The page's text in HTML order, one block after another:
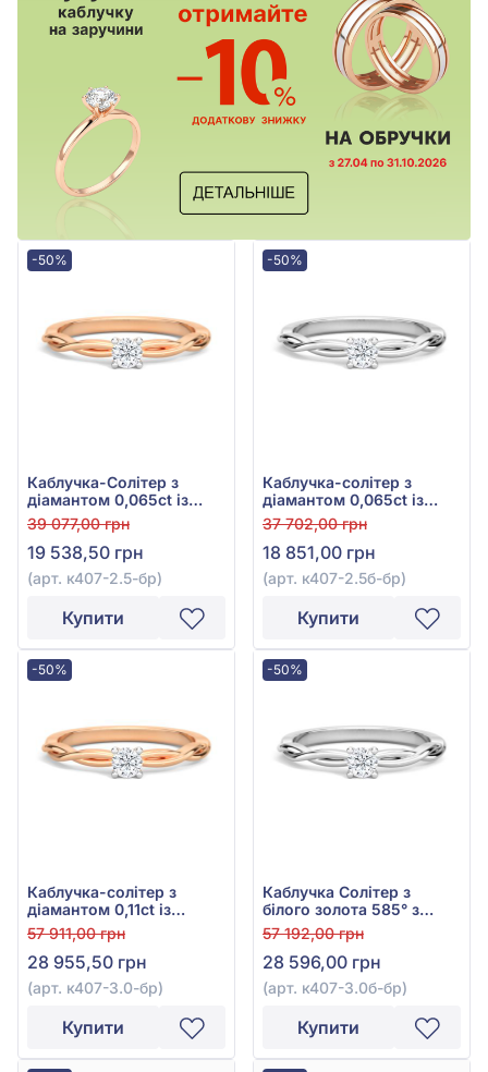
-50%
Каблучка-Солітер з
діамантом 0,065ct із
червоного золота 585°,
арт. к407-2.5к-бр
39 077,00 грн
19 538,50 грн
(арт. к407-2.5-бр)
Купити
-50%
Каблучка-солітер з
діамантом 0,065ct із
білого золота 585°, арт.
к407-2.5б-бр
37 702,00 грн
18 851,00 грн
(арт. к407-2.5б-бр)
Купити
-50%
Каблучка-солітер з
діамантом 0,11ct із
червоного золота 585°,
арт. к407-3.0к-бр
57 911,00 грн
28 955,50 грн
(арт. к407-3.0-бр)
Купити
-50%
Каблучка Солітер з
білого золота 585° з
діамантом 0,12ct, арт.
к407-3.0б-бр
57 192,00 грн
28 596,00 грн
(арт. к407-3.0б-бр)
Купити